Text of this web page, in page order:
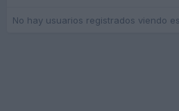
No hay usuarios registrados viendo